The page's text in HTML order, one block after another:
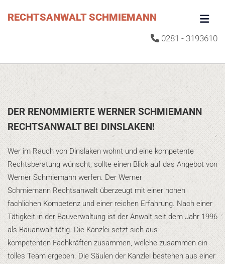
RECHTSANWALT SCHMIEMANN
 0281 - 3193610
DER RENOMMIERTE WERNER SCHMIEMANN
RECHTSANWALT BEI DINSLAKEN!
Wer im Rauch von Dinslaken wohnt und eine kompetente
Rechtsberatung wünscht, sollte einen Blick auf das Angebot von
Werner Schmiemann werfen. Der Werner
Schmiemann Rechtsanwalt überzeugt mit einer hohen
fachlichen Kompetenz und einer reichen Erfahrung. Nach einer
Tätigkeit in der Bauverwaltung ist der Anwalt seit dem Jahr 1996
als Bauanwalt tätig. Die Kanzlei setzt sich aus
kompetenten Fachkräften zusammen, welche zusammen ein
tolles Team ergeben. Die Säulen der Kanzlei bestehen aus einer